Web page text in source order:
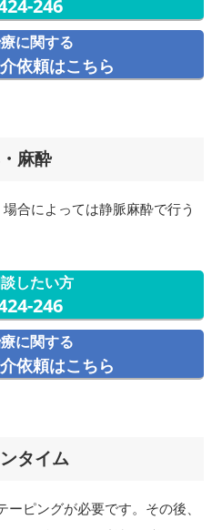
246
に関する
依頼はこちら
麻酔
合によっては静脈麻酔で行う
したい方
246
に関する
依頼はこちら
タイム
ピングが必要です。その後、